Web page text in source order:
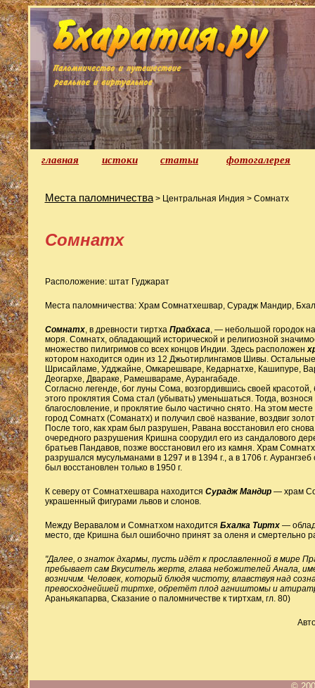
главная истоки статьи фотогалерея
Места паломничества> Центральная Индия > Сомнатх
Сомнатх
Расположение: штат Гуджарат
Места паломничества: Храм Сомнатхешвар, Сурадж Мандир,
Сомнатх, в древности тиртха Прабхаса, — небольшой городок
моря. Сомнатх, обладающий исторической и религиозной
множество пилигримов со всех концов Индии. Здесь расположен
котором находится один из 12 Джьотирлингамов Шивы.
Шрисайламе, Удджайне, Омкарешваре, Кедарнатхе, Кашипуре,
Деогархе, Двараке, Рамешвараме, Аурангабаде.
Согласно легенде, бог луны Сома, возгордившись своей
этого проклятия Сома стал (убывать) уменьшаться. Тогда,
благословление, и проклятие было частично снято. На этом месте
город Сомнатх (Соманатх) и получил своё название, воздвиг
После того, как храм был разрушен, Равана восстановил его
очередного разрушения Кришна соорудил его из сандалового
братьев Пандавов, позже восстановил его из камня. Храм
разрушался мусульманами в 1297 и в 1394 г., а в 1706 г.
был восстановлен только в 1950 г.
К северу от Сомнатхешвара находится Сурадж Мандир— храм
украшенный фигурами львов и слонов.
Между Веравалом и Сомнатхом находится Бхалка Тиртх—
место, где Кришна был ошибочно принят за оленя и смертельно
"Далее, о знаток дхармы, пусть идёт к прославленной в мире
пребывает сам Вкуситель жертв, глава небожителей Анала,
возничим. Человек, который блюдя чистоту, влавствуя над
превосходнейшей тиртхе, обретёт плод агништомы и
Араньякапарва, Сказание о паломничестве к тиртхам, гл. 80)